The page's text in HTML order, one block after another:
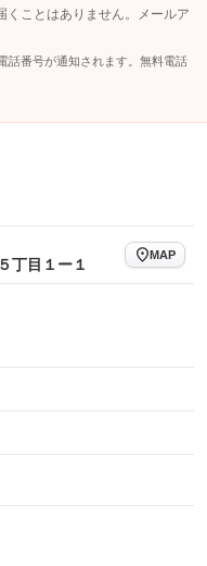
くことはありません。メールア
話番号が通知されます。無料電話
丁目１ー１
MAP